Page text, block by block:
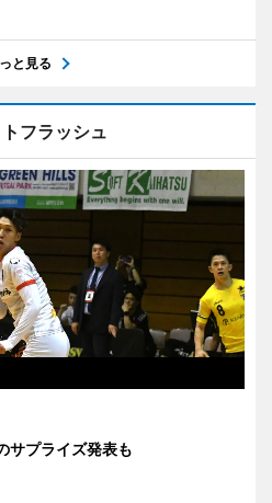
と見る
フラッシュ
サプライズ発表も